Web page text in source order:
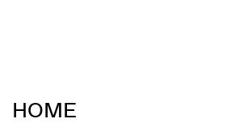
HОМЕ